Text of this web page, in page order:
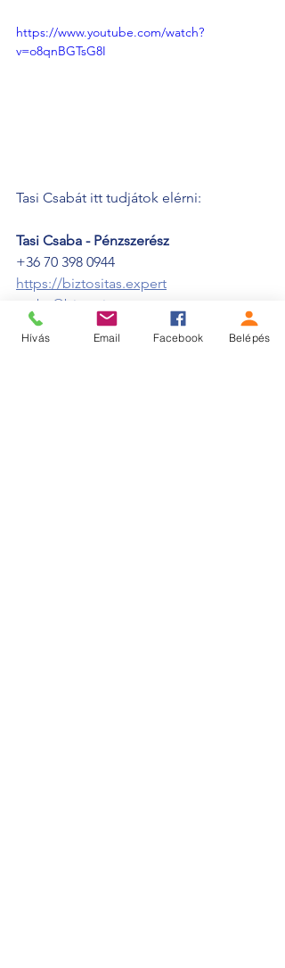
https://www.youtube.com/watch?
v=o8qnBGTsG8I
Tasi Csabát itt tudjátok elérni:
Tasi Csaba - Pénzszerész
+36 70 398 0944
https://biztositas.expert
csaba@biztositas.expert
Találkozók
Hívás Email Facebook Belépés